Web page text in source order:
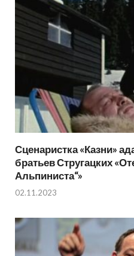
Сценаристка «Казни»
братьев Стругацких
Альпиниста“»
02.11.2023